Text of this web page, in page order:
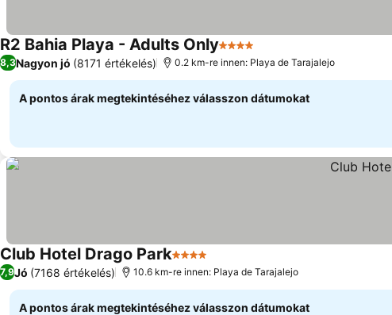
R2 Bahia Playa - Adults Only4 Kategória
8,3Nagyon jó (8171 értékelés) 0.2 km-re innen: Playa de Tarajalejo
A pontos árak megtekintéséhez válasszon dátumokat
Club Hotel Drago Park4 Kategória
7,9Jó (7168 értékelés) 10.6 km-re innen: Playa de Tarajalejo
A pontos árak megtekintéséhez válasszon dátumokat